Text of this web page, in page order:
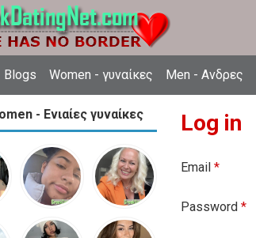
Blogs Women - γυναίκες Men - Ανδρες
- Ενιαίες γυναίκες Log in
Email *
Password *